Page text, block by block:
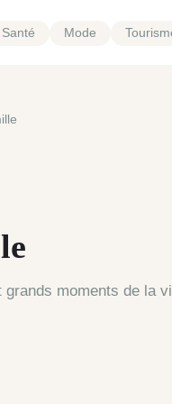
Santé Mode
moments de la